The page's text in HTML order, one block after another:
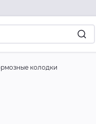
колодки